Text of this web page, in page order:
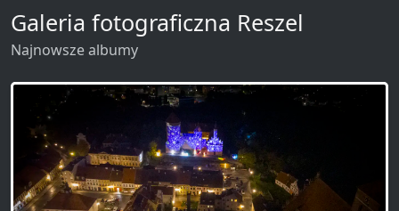
Galeria fotograficzna Reszel
Najnowsze albumy